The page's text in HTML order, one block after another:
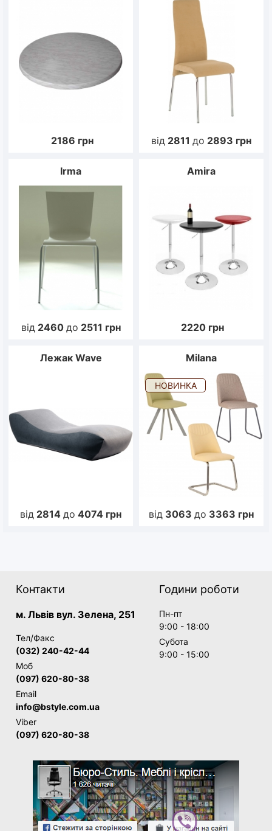
2186 грн від 2811 до 2893 грн
Irma
від 2460 до 2511 грн
Amira
2220 грн
Лежак Wave
від 2814 до 4074 грн
Milana
НОВИНКА
від 3063 до 3363 грн
Контакти
м. Львів вул. Зелена, 251
Тел/Факс
(032) 240-42-44
Моб
(097) 620-80-38
Email
info@bstyle.com.ua
Viber
(097) 620-80-38
Години роботи
Пн-пт
9:00 - 18:00
Субота
9:00 - 15:00